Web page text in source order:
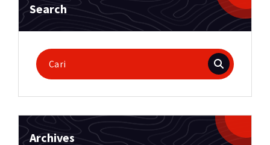
Search
Pencarian
untuk:
Archives